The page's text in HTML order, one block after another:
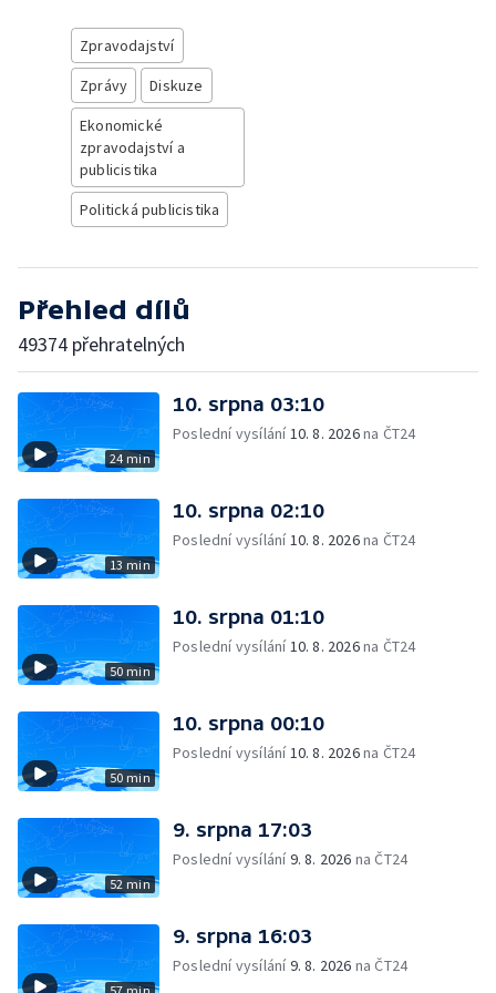
Zpravodajství
Zprávy
Diskuze
Ekonomické
zpravodajství a
publicistika
Politická publicistika
Přehled dílů
49374 přehratelných
24 min
10. srpna 03:10
Poslední vysílání10. 8. 2026na ČT24
13 min
10. srpna 02:10
Poslední vysílání10. 8. 2026na ČT24
50 min
10. srpna 01:10
Poslední vysílání10. 8. 2026na ČT24
50 min
10. srpna 00:10
Poslední vysílání10. 8. 2026na ČT24
52 min
9. srpna 17:03
Poslední vysílání9. 8. 2026 na ČT24
9. srpna 16:03
Poslední vysílání9. 8. 2026 na ČT24